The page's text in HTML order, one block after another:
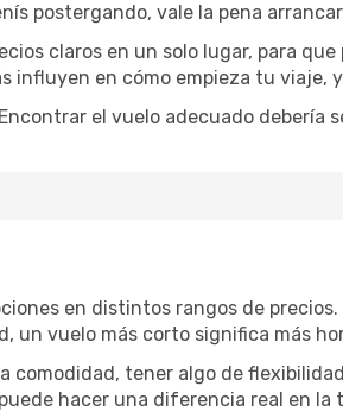
postergando, vale la pena
claros en un solo lugar, para que
influyen en cómo empieza tu viaje,
el vuelo adecuado debería
en distintos rangos de
un vuelo más corto significa más
comodidad, tener algo de
hacer una diferencia real en